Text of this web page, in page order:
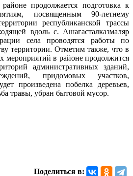
продолжается подготовка к
посвященным 90-летнему
республиканской трассы
вдоль с. Ашагасталказмаляр
села проводятся работы по
территории. Отметим также, что в
мероприятий в районе продолжится
административных зданий,
придомовых участков,
произведена побелка деревьев,
травы, убран бытовой мусор.
Поделиться в: